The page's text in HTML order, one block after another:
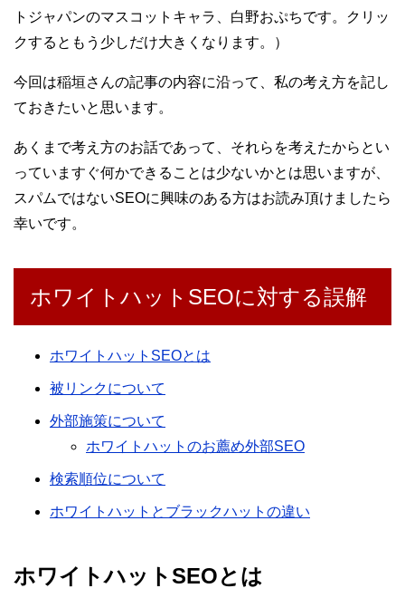
トジャパンのマスコットキャラ、白野おぷちです。クリッ
クするともう少しだけ大きくなります。）
今回は稲垣さんの記事の内容に沿って、私の考え方を記し
ておきたいと思います。
あくまで考え方のお話であって、それらを考えたからとい
っていますぐ何かできることは少ないかとは思いますが、
スパムではないSEOに興味のある方はお読み頂けましたら
幸いです。
ホワイトハットSEOに対する誤解
ホワイトハットSEOとは
被リンクについて
外部施策について
ホワイトハットのお薦め外部SEO
検索順位について
ホワイトハットとブラックハットの違い
ホワイトハットSEOとは